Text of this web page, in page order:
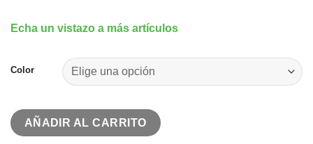
Echa un vistazo a más artículos
Color
AÑADIR AL CARRITO